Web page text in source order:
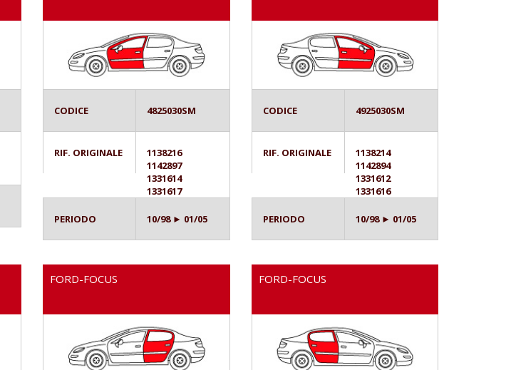
CODICE 4825030SM
RIF. ORIGINALE
1138216
1142897
1331614
1331617
PERIODO 10/98 ► 01/05
CODICE 4925030SM
RIF. ORIGINALE
1138214
1142894
1331612
1331616
PERIODO 10/98 ► 01/05
FORD-FOCUS FORD-FOCUS